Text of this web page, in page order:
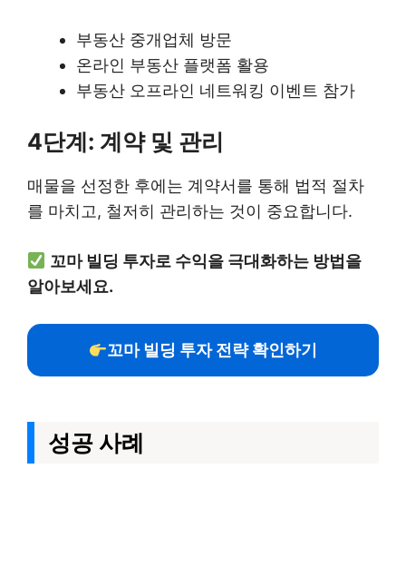
부동산 중개업체 방문
온라인 부동산 플랫폼 활용
부동산 오프라인 네트워킹 이벤트 참가
4단계: 계약 및 관리
매물을 선정한 후에는 계약서를 통해 법적 절차
를 마치고, 철저히 관리하는 것이 중요합니다.
꼬마 빌딩 투자로 수익을 극대화하는 방법을
알아보세요.
꼬마 빌딩 투자 전략 확인하기
성공 사례